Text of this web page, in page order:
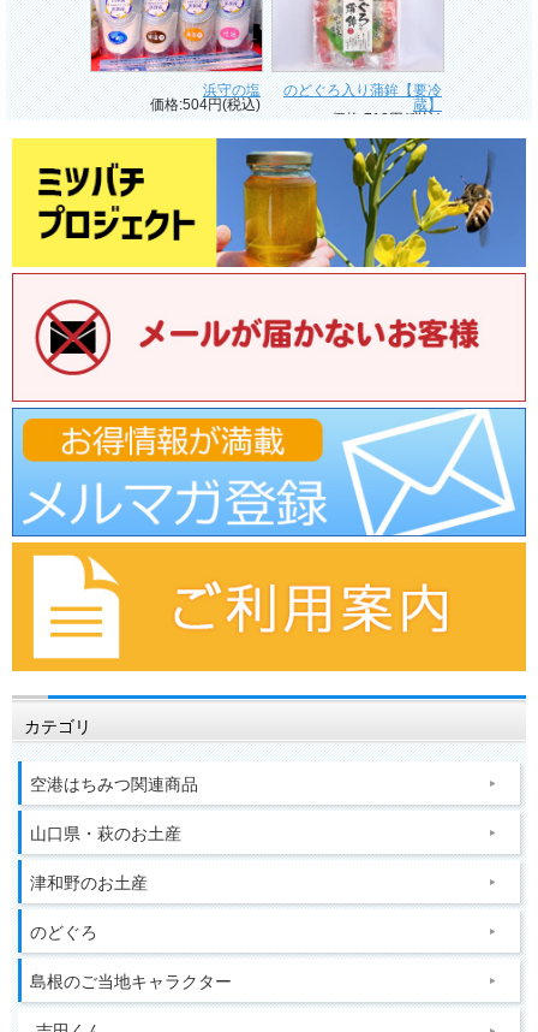
浜守の塩
価格:504円(税込)
のどぐろ入り蒲鉾【要冷
蔵】
価格:713円(税込)
カテゴリ
空港はちみつ関連商品
山口県・萩のお土産
津和野のお土産
のどぐろ
島根のご当地キャラクター